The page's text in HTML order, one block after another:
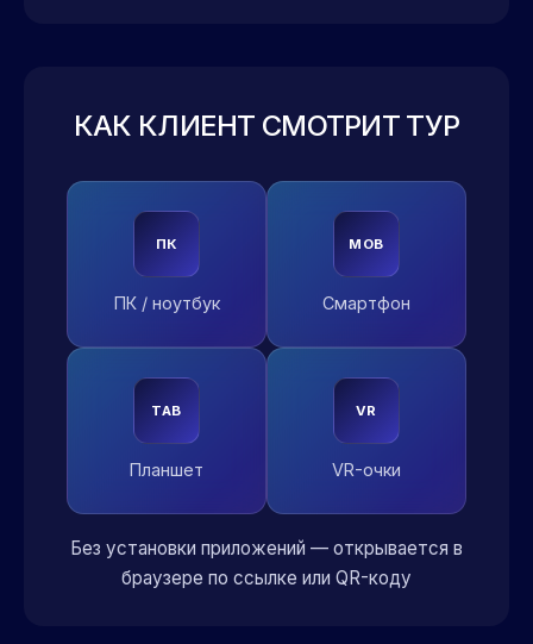
КАК КЛИЕНТ СМОТРИТ ТУР
ПК
ПК / ноутбук
MOB
Смартфон
TAB
Планшет
VR
VR-очки
Без установки приложений — открывается в
браузере по ссылке или QR-коду